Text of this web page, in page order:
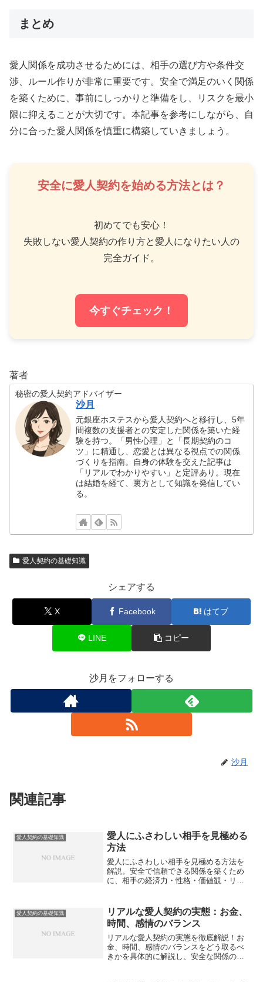
まとめ
愛人関係を成功させるためには、相手の選び方や条件交
渉、ルール作りが非常に重要です。安全で満足のいく関係
を築くために、事前にしっかりと準備をし、リスクを最小
限に抑えることが大切です。本記事を参考にしながら、自
分に合った愛人関係を慎重に構築していきましょう。
安全に愛人契約を始める方法とは？
初めてでも安心！
失敗しない愛人契約の作り方と愛人になりたい人の
完全ガイド。
今すぐチェック！
著者
秘密の愛人契約アドバイザー
沙月
元銀座ホステスから愛人契約へと移行し、5年
間複数の支援者との安定した関係を築いた経
験を持つ。「男性心理」と「長期契約のコ
ツ」に精通し、恋愛とは異なる視点での関係
づくりを指南。自身の体験を交えた記事は
「リアルでわかりやすい」と定評あり。現在
は結婚を経て、裏方として知識を発信してい
る。
愛人契約の基礎知識
シェアする
X Facebook はてブ
LINE コピー
沙月をフォローする
沙月
関連記事
愛人契約の基礎知識
愛人にふさわしい相手を見極める
方法
愛人にふさわしい相手を見極める方法を
解説。安全で信頼できる関係を築くため
に、相手の経済力・性格・価値観・リス
愛人契約の基礎知識
リアルな愛人契約の実態：お金、
時間、感情のバランス
リアルな愛人契約の実態を徹底解説！お
金、時間、感情のバランスをどう取るべ
きかを具体的に解説し、安全な関係の築